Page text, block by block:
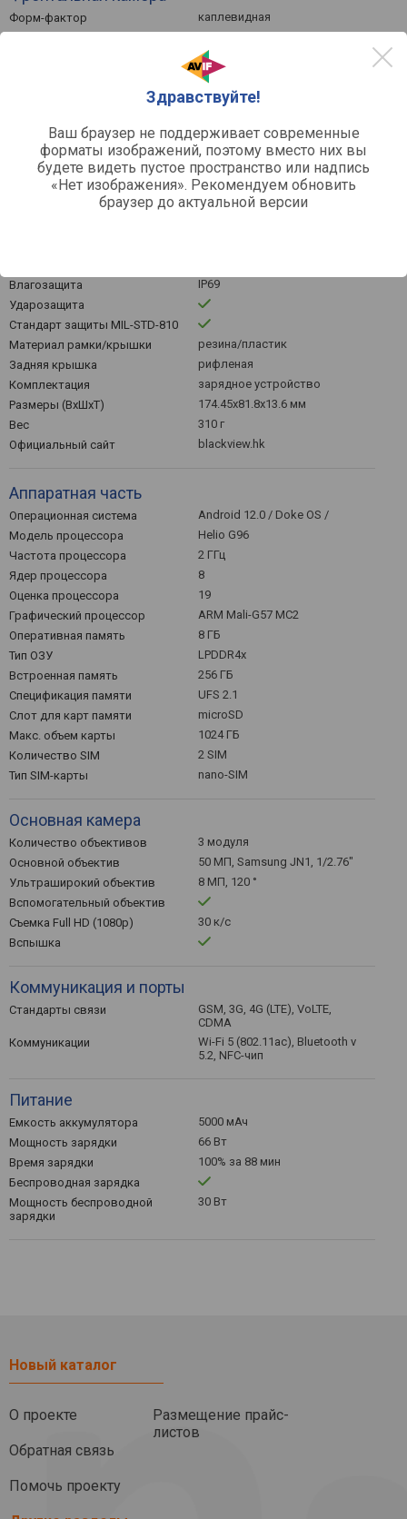
Здравствуйте!
Ваш браузер не поддерживает современные
форматы изображений, поэтому вместо них вы
будете видеть пустое пространство или надпись
«Нет изображения». Рекомендуем обновить
браузер до актуальной версии
Форм-фактор
каплевидная
FGX9 /
Функции и навигация
стереозвук / Harman
AudioEFX /, FM-приемник,
индикатор уведомлений,
гироскоп, фонарик, датчик
освещения, барометр
GPS-модуль, ГЛОНАСС,
Влагозащита
IP69
Ударозащита
Стандарт защиты MIL-STD-810
Материал рамки/крышки
резина/пластик
Задняя крышка
рифленая
Комплектация
зарядное устройство
Размеры (ВхШхТ)
174.45x81.8x13.6 мм
Вес
310 г
Официальный сайт
blackview.hk
Аппаратная часть
Операционная система
Android 12.0 / Doke OS /
Модель процессора
Helio G96
Частота процессора
2 ГГц
Ядер процессора
8
Оценка процессора
19
Графический процессор
ARM Mali-G57 MC2
Оперативная память
8 ГБ
Тип ОЗУ
LPDDR4x
Встроенная память
256 ГБ
Спецификация памяти
UFS 2.1
Слот для карт памяти
microSD
Макс. объем карты
1024 ГБ
Количество SIM
2 SIM
Тип SIM-карты
nano-SIM
Основная камера
Количество объективов
3 модуля
Основной объектив
50 МП, Samsung JN1, 1/2.76"
Ультраширокий объектив
8 МП, 120 °
Вспомогательный объектив
Съемка Full HD (1080p)
30 к/с
Вспышка
Коммуникация и порты
Стандарты связи
GSM, 3G, 4G (LTE), VoLTE,
CDMA
Коммуникации
Wi-Fi 5 (802.11ac), Bluetooth v
5.2, NFC-чип
Питание
Емкость аккумулятора
5000 мАч
Мощность зарядки
66 Вт
Время зарядки
100% за 88 мин
Беспроводная зарядка
Мощность беспроводной
зарядки
30 Вт
Новый каталог
О проекте
Обратная связь
Помочь проекту
Размещение прайс-
листов